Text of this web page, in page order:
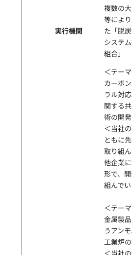
実行機関
複数の
等によ
た「脱
システ
組合」
＜テー
カーボ
ラル対
関する
術の開発
＜当社
ともに
取り組
他企業
形で、
組んでい
＜テー
⾦属製
うアン
⼯業炉
＜当社